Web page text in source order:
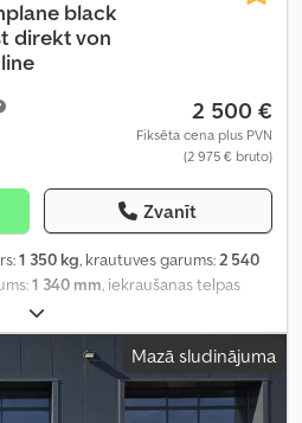
black
direkt von
2 500 €
Fiksēta cena plus PVN
(2 975 € bruto)
Zvanīt
1 350 kg, krautuves garums:2 540
1 340 mm, iekraušanas telpas
gads:
Mazā sludinājuma